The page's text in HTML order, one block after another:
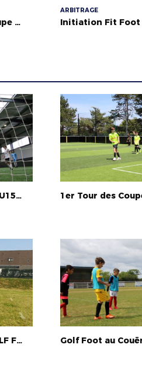
Nouvelle annonce pour la Coupe Seniors Féminines !
ARBITRAGE
Les 1/2 Finales Coupes Foot5 U15M et U18M (26/06/21)
Découverte et Challenges GOLF FOOT & FUTNET